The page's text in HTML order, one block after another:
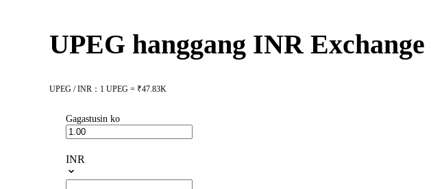
UPEG hanggang INR
UPEG / INR：1 UPEG = ₹47.83K
Gagastusin ko
INR